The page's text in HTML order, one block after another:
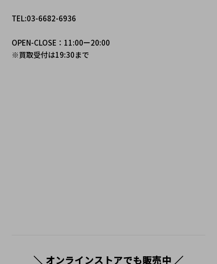
TEL:03-6682-6936
OPEN-CLOSE：11:00ー20:00
※買取受付は19:30まで
＼ オンラインストアでも販売中 ／